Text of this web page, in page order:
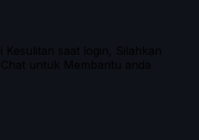
Kesulitan saat login, Silahkan
untuk Membantu anda